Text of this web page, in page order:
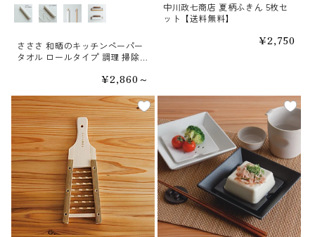
種類
さささ 和晒のキッチンペーパー
タオル ロールタイプ 調理 掃除に
通
価
格
¥2,860～
中川政七商店 夏柄ふきん 5枚セ
ット【送料無料】
通
¥2,750